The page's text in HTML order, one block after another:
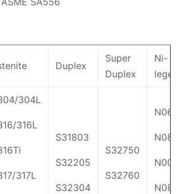
Duplex
Super
Duplex
Ni-
304L
316L
317L
S31803
S32205
S32304
S32750
S32760